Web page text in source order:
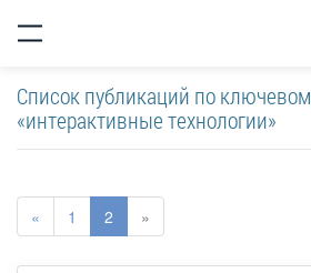
Список публикаций по
«интерактивные технологии»
« 1 2 »